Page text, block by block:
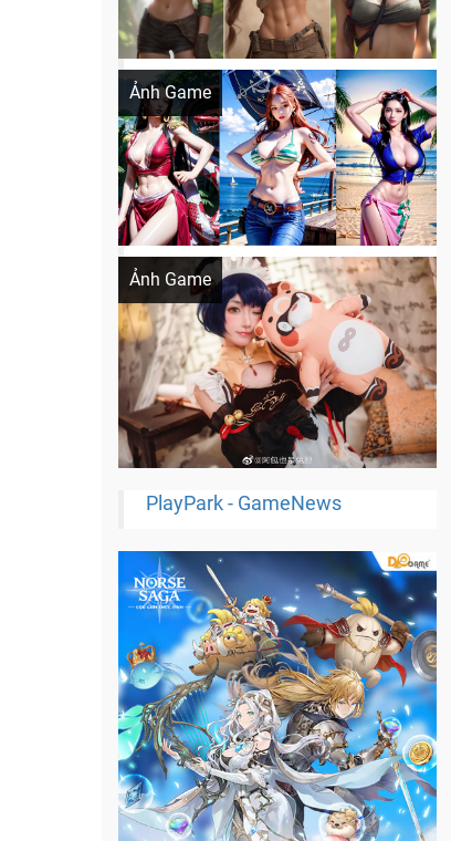
Ảnh Game
Khi AI Cosplay gái đẹp One Piece
Ảnh Game
Cosplay Xiangling siêu cute
PlayPark - GameNews